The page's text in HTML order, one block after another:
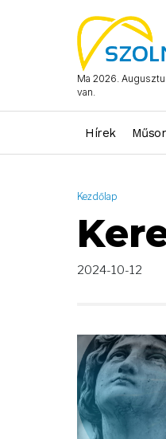
Ma 2026.
van.
Hírek
Kezdőlap
2024-10-12